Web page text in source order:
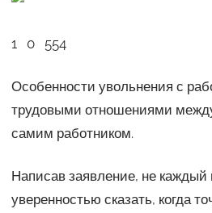
1 0 554
Особенности увольнения с
трудовыми отношениями
самим работником.
Написав заявление, не каждый
уверенностью сказать, когда